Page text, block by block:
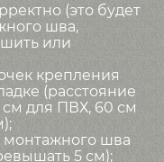
(это будет
шва,
или
крепления
(расстояние
для ПВХ, 60 см
шва
5 см);